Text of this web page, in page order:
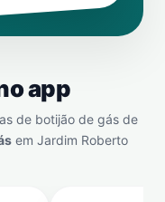
app
de botijão de gás de
em Jardim Roberto